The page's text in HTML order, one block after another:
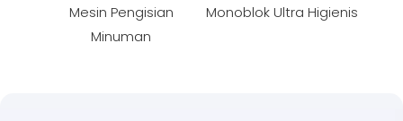
Monoblok Ultra Higienis